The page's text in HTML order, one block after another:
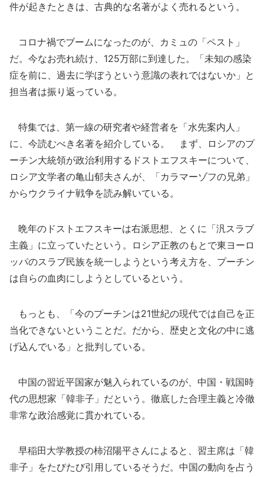
件が起きたときは、古典的な名著がよく売れるという。
コロナ禍でブームになったのが、カミュの「ペスト」
だ。今なお売れ続け、125万部に到達した。「未知の感染
症を前に、過去に学ぼうという意識の表れではないか」と
担当者は振り返っている。
特集では、第一線の研究者や経営者を「水先案内人」
に、今読むべき名著を紹介している。 まず、ロシアのプ
ーチン大統領が政治利用するドストエフスキーについて、
ロシア文学者の亀山郁夫さんが、「カラマーゾフの兄弟」
からウクライナ戦争を読み解いている。
晩年のドストエフスキーは右派思想、とくに「汎スラブ
主義」に立っていたという。ロシア正教のもとで東ヨーロ
ッパのスラブ民族を統一しようという考え方を、プーチン
は自らの血肉にしようとしているという。
もっとも、「今のプーチンは21世紀の現代では自己を正
当化できないということだ。だから、歴史と文化の中に逃
げ込んでいる」と批判している。
中国の習近平国家が魅入られているのが、中国・戦国時
代の思想家「韓非子」だという。徹底した合理主義と冷徹
非常な政治感覚に貫かれている。
早稲田大学教授の柿沼陽平さんによると、習主席は「韓
非子」をたびたび引用しているそうだ。中国の動向を占う